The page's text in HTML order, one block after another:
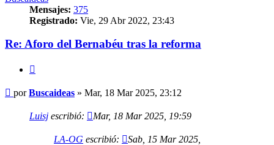
Mensajes: 375
Registrado: Vie, 29 Abr 2022, 23:43
Re: Aforo del Bernabéu tras la reforma
Mensaje
porBuscaideas » Mar, 18 Mar 2025, 23:12
Luisj escribió: Mar, 18 Mar 2025, 19:59
LA-OG escribió:
Sab, 15 Mar 2025,